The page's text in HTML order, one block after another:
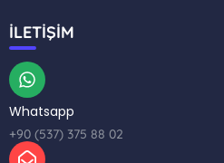
İLETİŞİM
Whatsapp
+90 (537) 375 88 02Korkut Medya